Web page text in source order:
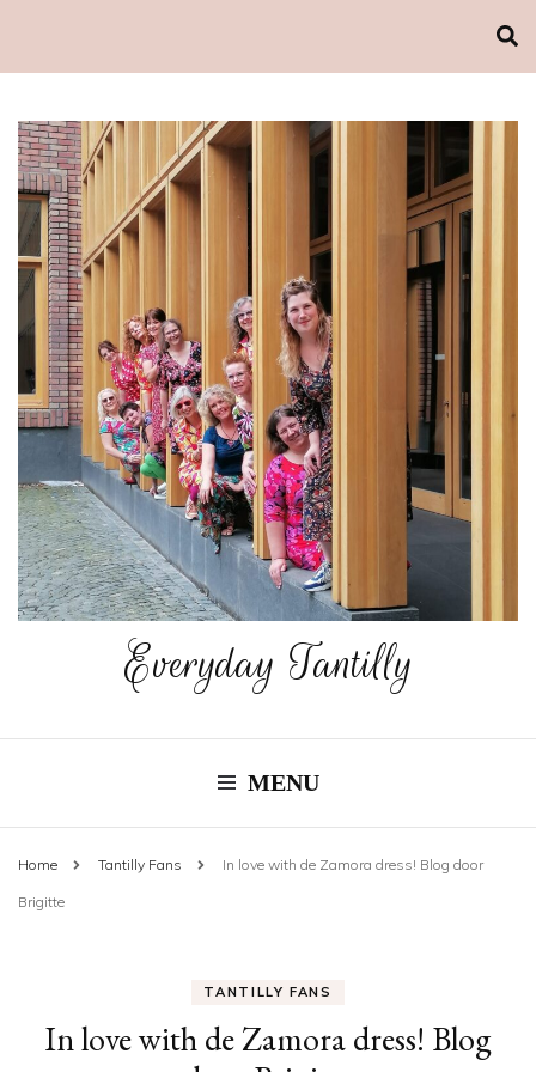
Everyday Tantilly
MENU
Home Tantilly Fans In love with de Zamora dress! Blog door
Brigitte
TANTILLY FANS
In love with de Zamora dress! Blog